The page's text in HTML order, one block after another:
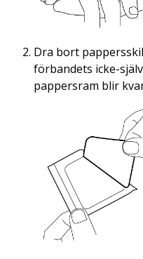
Dra bort
förbandets icke-
pappersram blir